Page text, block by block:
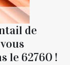
de
le 62760 !